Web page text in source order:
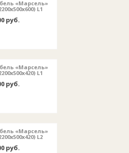
«Марсель»
L1
руб.
«Марсель»
L1
руб.
«Марсель»
L2
руб.